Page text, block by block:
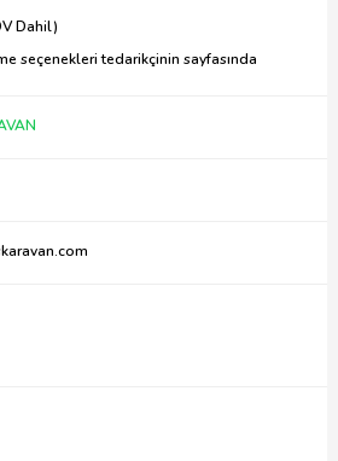
Dahil)
seçenekleri tedarikçinin sayfasında